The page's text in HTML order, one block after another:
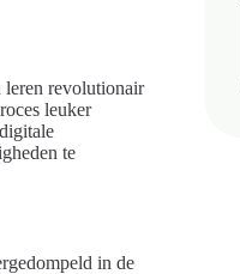
leren revolutionair
leuker
te
in de